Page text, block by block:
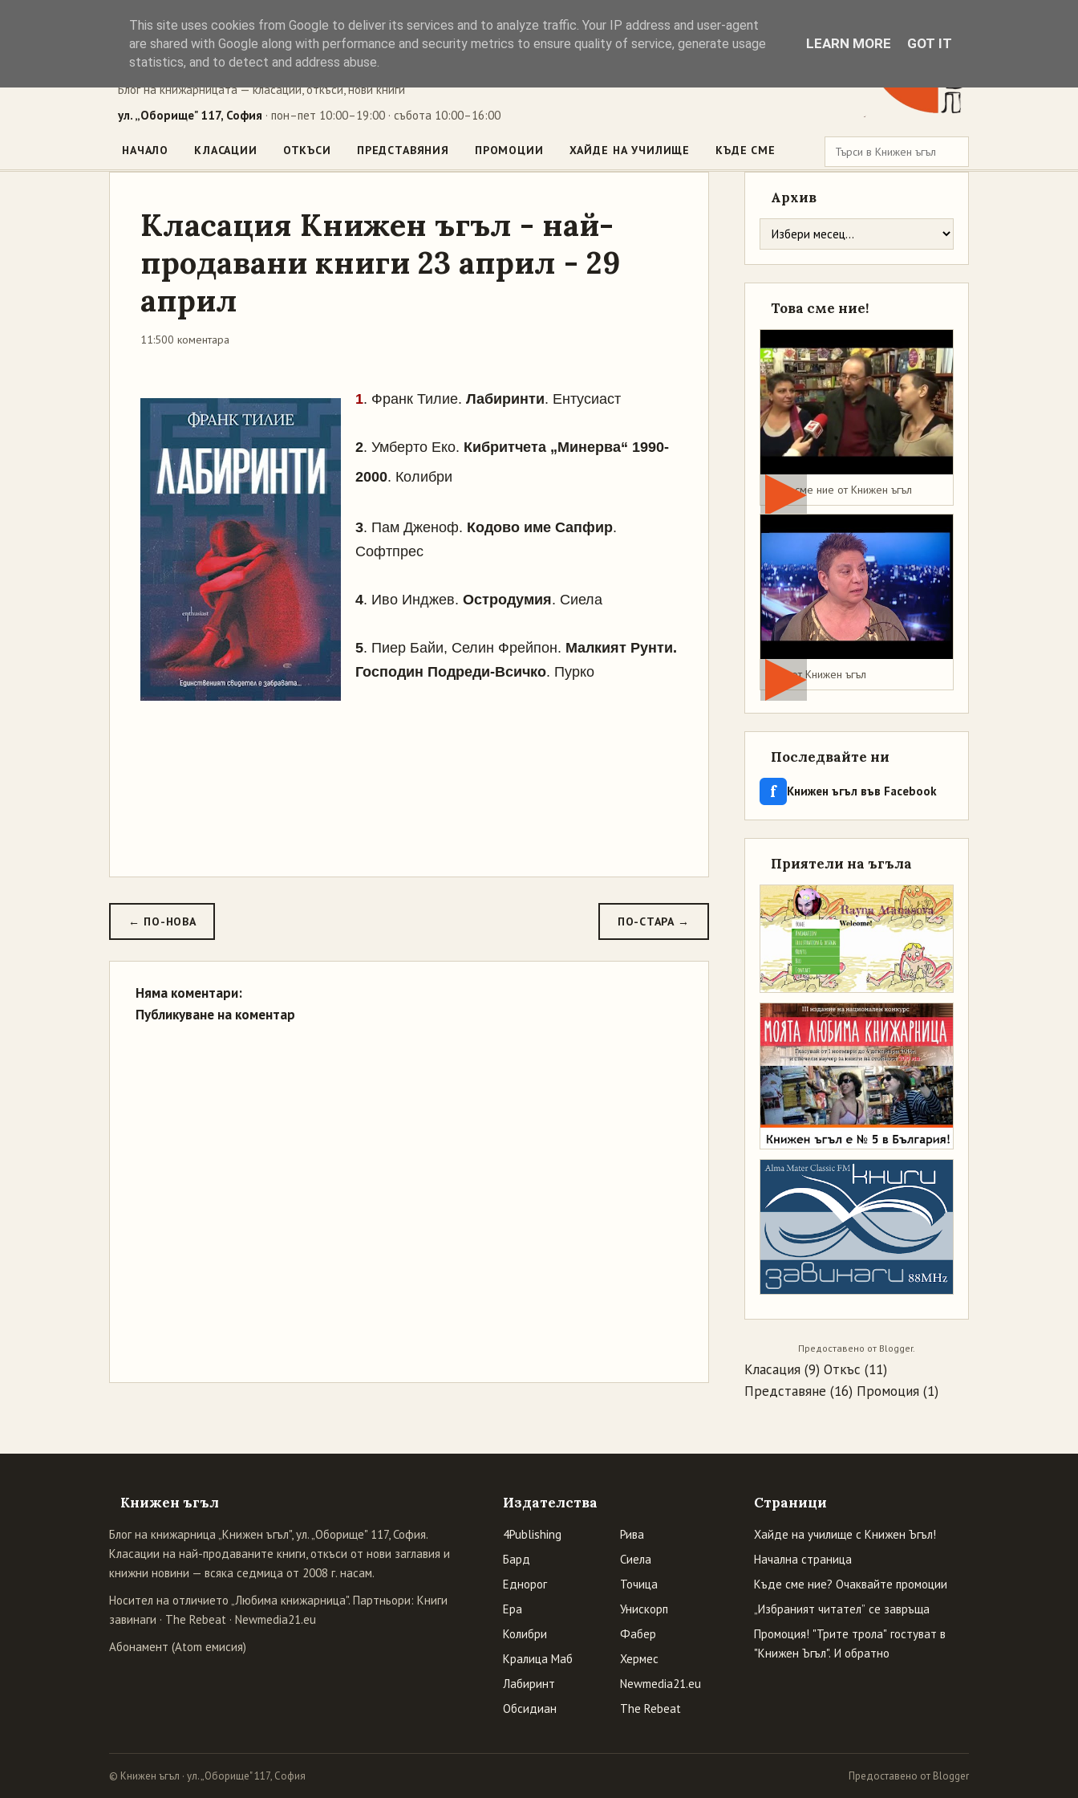
Книжен ъгъл
Блог на книжарницата — класации, откъси, нови книги
ул. „Оборище" 117, София · пон–пет 10:00–19:00 · събота 10:00–16:00
НАЧАЛО КЛАСАЦИИ ОТКЪСИ ПРЕДСТАВЯНИЯ ПРОМОЦИИ ХАЙДЕ НА УЧИЛИЩЕ КЪДЕ СМЕ
Класация Книжен ъгъл - най-
продавани книги 23 април - 29
април
11:500 коментара
1. Франк Тилие. Лабиринти. Ентусиаст
2. Умберто Еко. Кибритчета „Минерва“ 1990-
2000. Колибри
3. Пам Дженоф. Кодово име Сапфир.
Софтпрес
4. Иво Инджев. Остродумия. Сиела
5. Пиер Байи, Селин Фрейпон. Малкият Рунти.
Господин Подреди-Всичко. Пурко
← ПО-НОВА ПО-СТАРА →
Няма коментари:
Публикуване на коментар
Архив
Това сме ние!
Това сме ние от Книжен ъгъл
Мая от Книжен ъгъл
Последвайте ни
f Книжен ъгъл във Facebook
Приятели на ъгъла
Предоставено от Blogger.
Класация (9) Откъс (11)
Представяне (16) Промоция (1)
Книжен ъгъл
Блог на книжарница „Книжен ъгъл", ул. „Оборище" 117, София.
Класации на най-продаваните книги, откъси от нови заглавия и
книжни новини — всяка седмица от 2008 г. насам.
Носител на отличието „Любима книжарница". Партньори: Книги
завинаги · The Rebeat · Newmedia21.eu
Абонамент (Atom емисия)
Издателства
4Publishing
Бард
Еднорог
Ера
Колибри
Кралица Маб
Лабиринт
Обсидиан
Рива
Сиела
Точица
Унискорп
Фабер
Хермес
Newmedia21.eu
The Rebeat
Страници
Хайде на училище с Книжен Ъгъл!
Начална страница
Къде сме ние? Очаквайте промоции
„Избраният читател” се завръща
Промоция! "Трите трола" гостуват в
"Книжен Ъгъл". И обратно
© Книжен ъгъл · ул. „Оборище" 117, София Предоставено от Blogger
This site uses cookies from Google to deliver its services and to analyze traffic. Your IP address and user-agent
are shared with Google along with performance and security metrics to ensure quality of service, generate usage
statistics, and to detect and address abuse.
LEARN MORE GOT IT